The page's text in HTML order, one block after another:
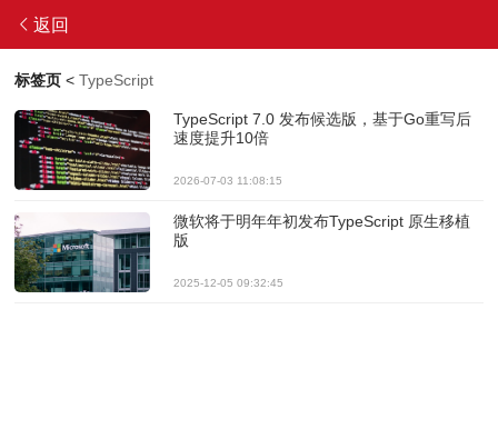
返回
标签页 <TypeScript
TypeScript 7.0 发布候选版，基于Go重写后
速度提升10倍
2026-07-03 11:08:15
微软将于明年年初发布TypeScript 原生移植
版
2025-12-05 09:32:45